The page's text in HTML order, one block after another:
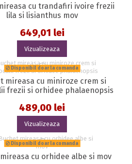
cu trandafiri ivoire frezii
lila si lisianthus mov
649,01 lei
Vizualizeaza
Disponibil doar la comanda
mireasa cu miniroze crem si
frezii si orhidee phalaenopsis
489,00 lei
Vizualizeaza
Disponibil doar la comanda
cu orhidee albe si mov